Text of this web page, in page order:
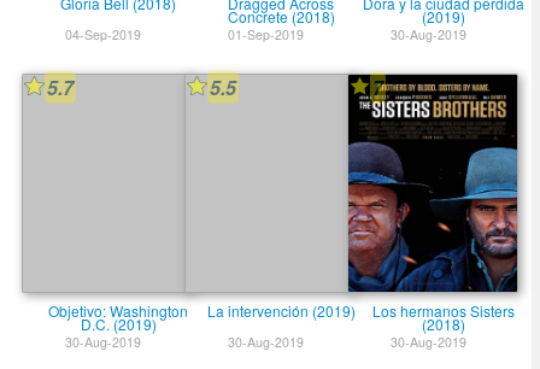
04-Sep-2019
Concrete (2018)
01-Sep-2019
(2019)
30-Aug-2019
5.7
Objetivo: Washington
D.C. (2019)
30-Aug-2019
5.5
La intervención (2019)
30-Aug-2019
7
Los hermanos Sisters
(2018)
30-Aug-2019